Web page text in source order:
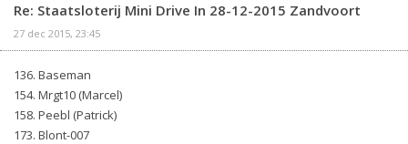
Re: Staatsloterij Mini Drive In 28-12-2015 Zandvoort
27 dec 2015, 23:45
136. Baseman
154. Mrgt10 (Marcel)
158. Peebl (Patrick)
173. Blont-007